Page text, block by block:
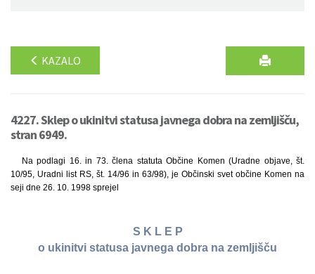
KAZALO
4227. Sklep o ukinitvi statusa javnega dobra na zemljišču,
stran 6949.
Na podlagi 16. in 73. člena statuta Občine Komen (Uradne objave, št.
10/95, Uradni list RS, št. 14/96 in 63/98), je Občinski svet občine Komen na
seji dne 26. 10. 1998 sprejel
S K L E P
o ukinitvi statusa javnega dobra na zemljišču